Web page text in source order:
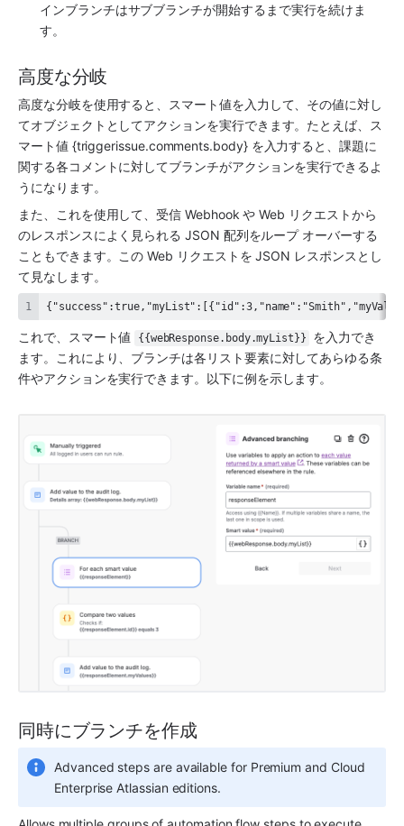
インブランチはサブブランチが開始するまで実行を続けま
す。
高度な分岐
高度な分岐を使用すると、スマート値を入力して、その値に対し
てオブジェクトとしてアクションを実行できます。たとえば、ス
マート値 {triggerissue.comments.body} を入力すると、課題に
関する各コメントに対してブランチがアクションを実行できるよ
うになります。
また、これを使用して、受信 Webhook や Web リクエストから
のレスポンスによく見られる JSON 配列をループ オーバーする
こともできます。この Web リクエストを JSON レスポンスとし
て見なします。
これで、スマート値 {{webResponse.body.myList}}
を入力でき
ます。これにより、ブランチは各リスト要素に対してあらゆる条
件やアクションを実行できます。以下に例を示します。
同時にブランチを作成
Advanced steps are available for Premium and Cloud
Enterprise Atlassian editions.